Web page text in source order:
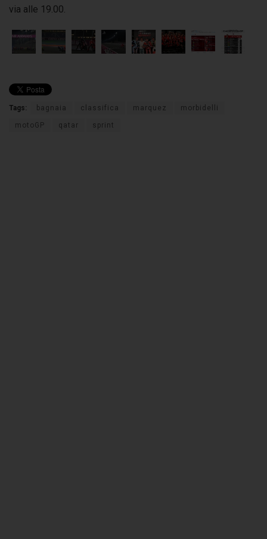
via alle 19.00.
Tags: bagnaia classifica marquez morbidelli
motoGP qatar sprint